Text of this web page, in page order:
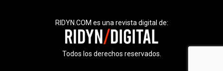
RIDYN.COM es una revista digital de:
Todos los derechos reservados.